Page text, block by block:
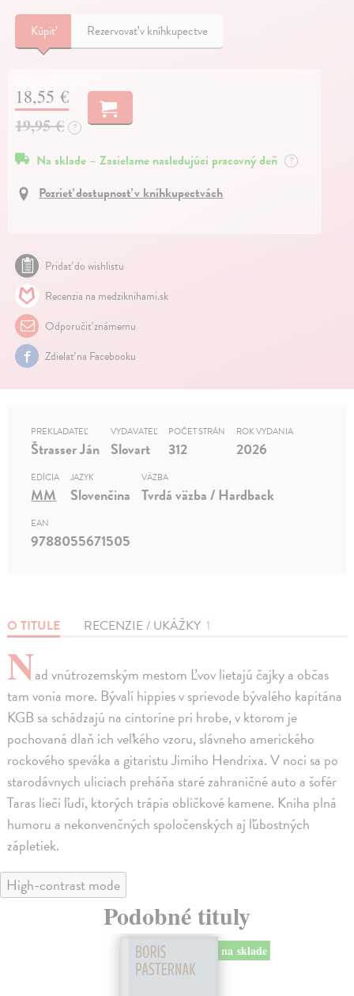
Kúpiť Rezervovať v kníhkupectve
18,55 €
19,95 € ?
Na sklade – Zasielame nasledujúci pracovný deň ?
Pozrieť dostupnosť v kníhkupectvách
Pridať do wishlistu
Recenzia na medziknihami.sk
Odporučiť známemu
Zdielať na Facebooku
O TITULE RECENZIE / UKÁŽKY 1
Nad vnútrozemským mestom Ľvov lietajú čajky a občas
tam vonia more. Bývalí hippies v sprievode bývalého kapitána
KGB sa schádzajú na cintoríne pri hrobe, v ktorom je
pochovaná dlaň ich veľkého vzoru, slávneho amerického
rockového speváka a gitaristu Jimiho Hendrixa. V noci sa po
starodávnych uliciach preháňa staré zahraničné auto a šofér
Taras lieči ľudí, ktorých trápia obličkové kamene. Kniha plná
humoru a nekonvenčných spoločenských aj ľúbostných
zápletiek.
PREKLADATEĽ
Štrasser Ján
VYDAVATEĽ
Slovart
POČET STRÁN
312
ROK VYDANIA
2026
EDÍCIA
MM
JAZYK
Slovenčina
VÄZBA
Tvrdá väzba / Hardback
EAN
9788055671505
High-contrast mode
Podobné tituly
na sklade